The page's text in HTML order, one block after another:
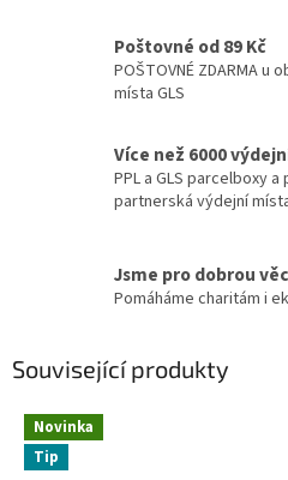
Poštovné od 89 Kč
POŠTOVNÉ ZDARMA u
místa GLS
Více než 6000
PPL a GLS parcelboxy
partnerská výdejní
Jsme pro dobrou
Pomáháme charitám i
Související produkty
Novinka
Tip